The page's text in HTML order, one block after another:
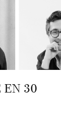
EN 30